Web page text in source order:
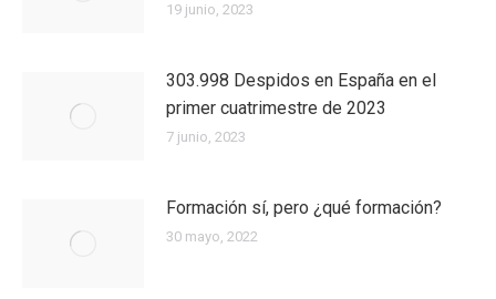
19 junio, 2023
303.998 Despidos en España en el
primer cuatrimestre de 2023
7 junio, 2023
Formación sí, pero ¿qué formación?
30 mayo, 2022